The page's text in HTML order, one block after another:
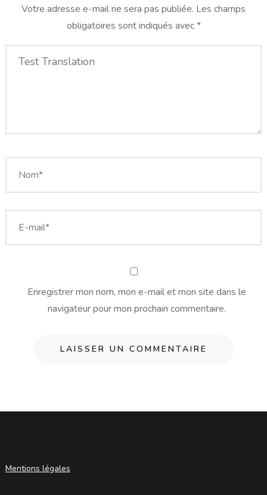
Votre adresse e-mail ne sera pas publiée. Les champs
obligatoires sont indiqués avec*
Enregistrer mon nom, mon e-mail et mon site dans le
navigateur pour mon prochain commentaire.
Mentions légales